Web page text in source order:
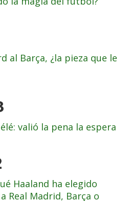
al Barça, ¿la pieza que le
valió la pena la espera
Haaland ha elegido
Real Madrid, Barça o